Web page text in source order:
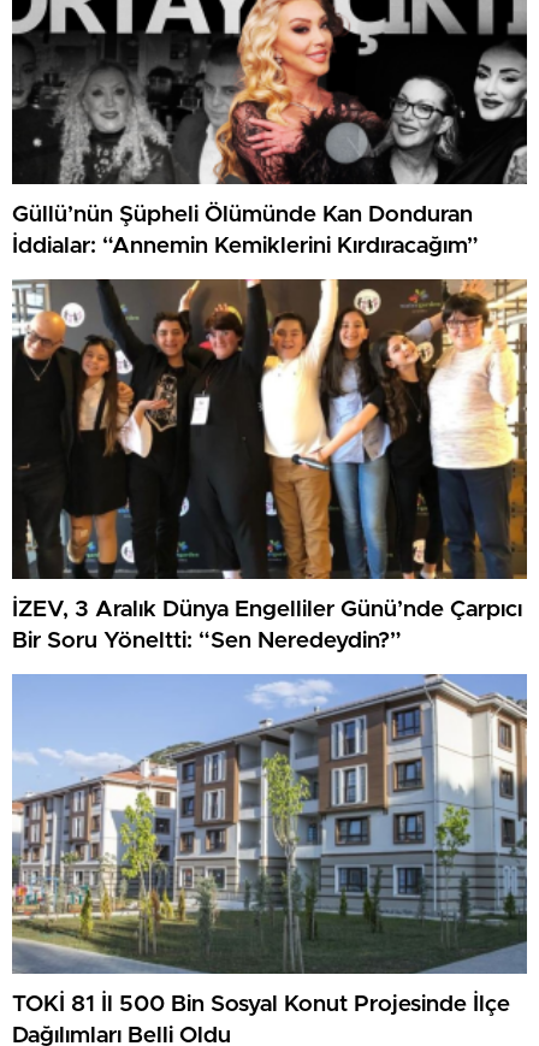
Güllü’nün Şüpheli Ölümünde Kan Donduran
İddialar: “Annemin Kemiklerini Kırdıracağım”
İZEV, 3 Aralık Dünya Engelliler Günü’nde Çarpıcı
Bir Soru Yöneltti: “Sen Neredeydin?”
TOKİ 81 İl 500 Bin Sosyal Konut Projesinde İlçe
Dağılımları Belli Oldu